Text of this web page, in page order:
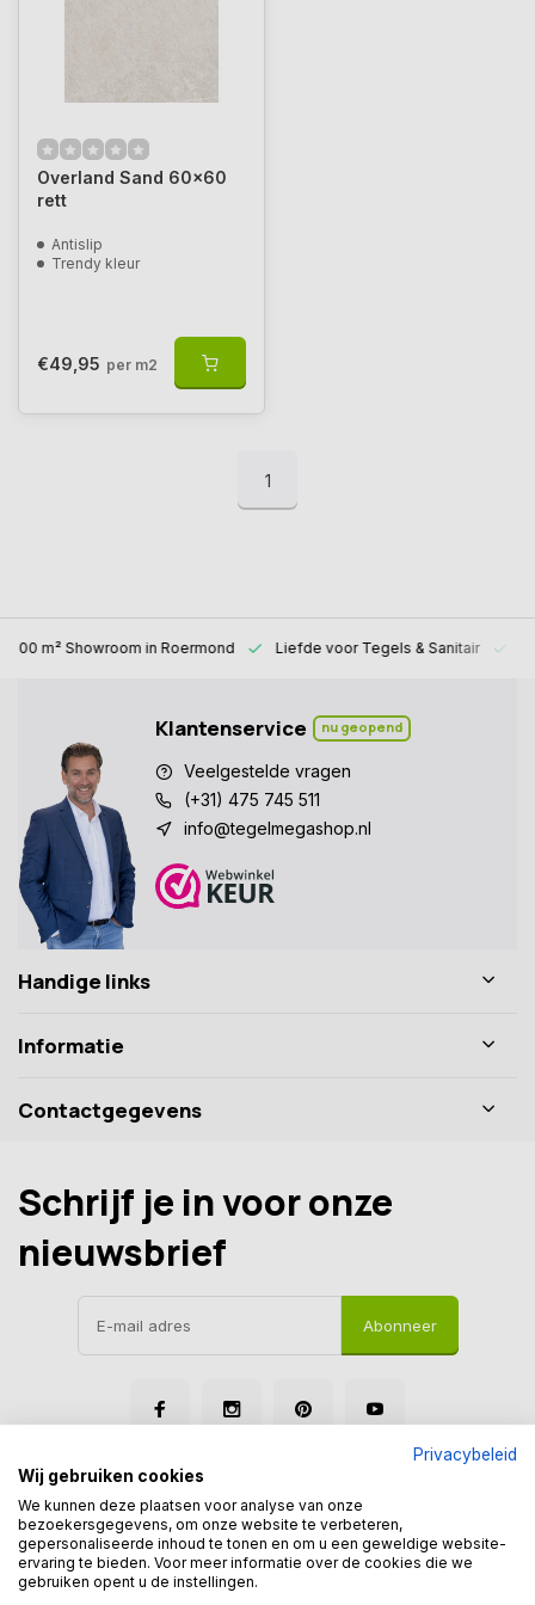
Overland Sand 60x60
rett
Antislip
Trendy kleur
€49,95 per m2
1
1000 m² Showroom in Roermond Liefde voorTegels & Sanitair
Klantenservice nu geopend
Veelgestelde vragen
(+31) 475 745 511
info@tegelmegashop.nl
Handige links
Informatie
Contactgegevens
Schrijf je in voor onze
nieuwsbrief
Abonneer
Disclaimer Privacy Policy
© Tegelmegashop
Privacybeleid
Wij gebruiken cookies
We kunnen deze plaatsen voor analyse van onze
bezoekersgegevens, om onze website te verbeteren,
gepersonaliseerde inhoud te tonen en om u een geweldige website-
ervaring te bieden. Voor meer informatie over de cookies die we
gebruiken opent u de instellingen.